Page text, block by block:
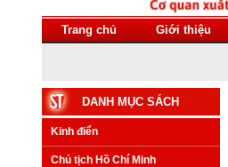
Trang chủ Giới thiệu
DANH MỤC SÁCH
Kinh điển
Chủ tịch Hồ Chí Minh